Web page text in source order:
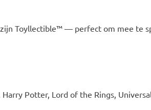
Toyllectible™ — perfect om mee te
Potter, Lord of the Rings,